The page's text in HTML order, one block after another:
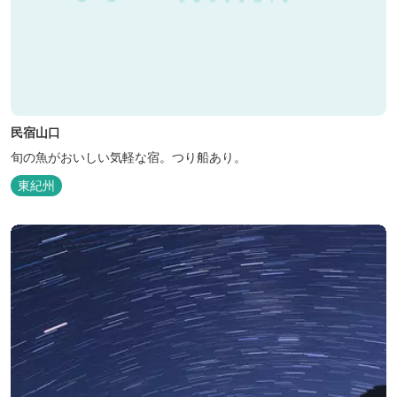
民宿山口
旬の魚がおいしい気軽な宿。つり船あり。
東紀州